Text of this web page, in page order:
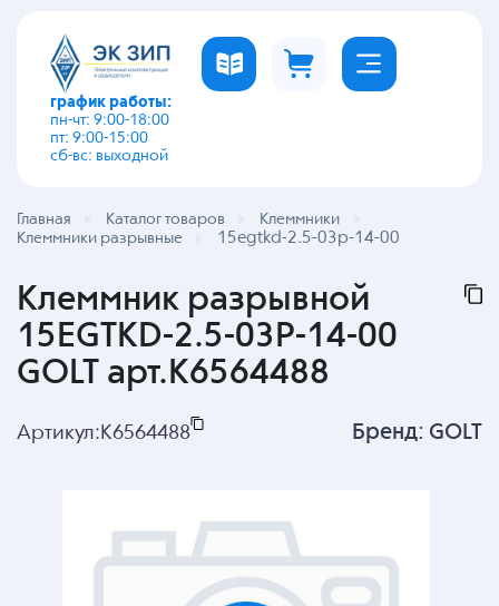
график работы:
пн-чт: 9:00-18:00
пт: 9:00-15:00
сб-вс: выходной
Главная Каталог товаров
Клеммники
Клеммники разрывные
15egtkd-2.5-03p-14-00
Клеммник разрывной
15EGTKD-2.5-03P-14-00
GOLT арт.K6564488
Артикул: K6564488 Бренд: GOLT